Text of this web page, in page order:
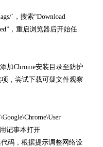
`，搜索“Download
，重启浏览器后开始任
加Chrome安装目录至防护
，尝试下载可疑文件观察
记事本打开
码，根据提示调整网络设